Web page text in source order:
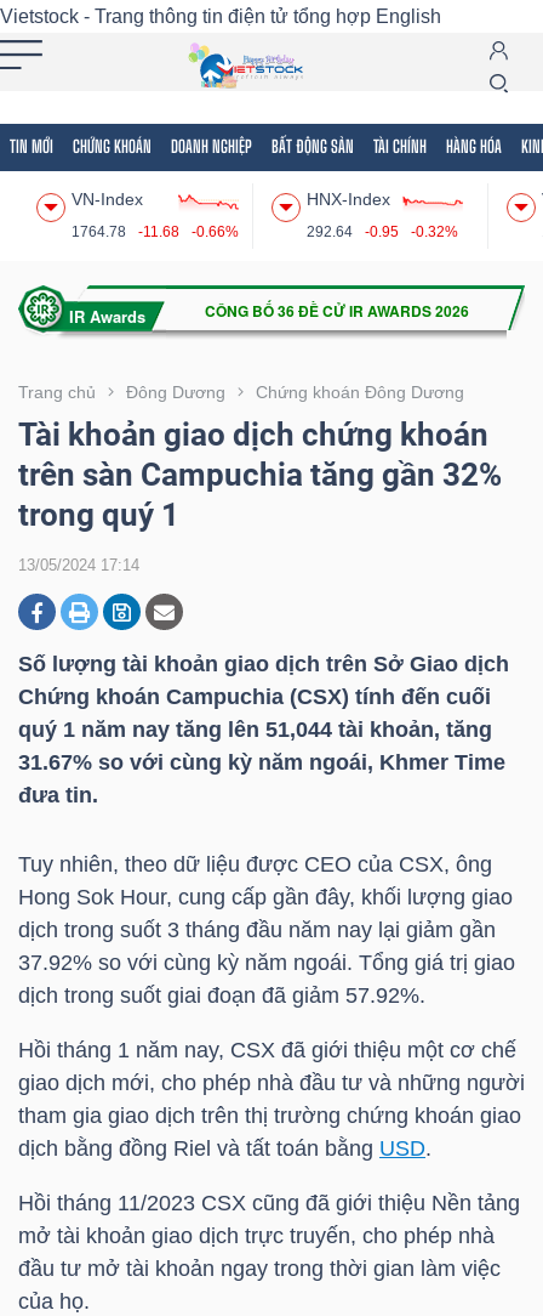
Vietstock - Trang thông tin điện tử tổng hợp English
TIN MỚI CHỨNG KHOÁN DOANH NGHIỆP BẤT ĐỘNG SẢN TÀI CHÍNH HÀNG HÓA
VN-Index
1764.78 -11.68 -0.66%
HNX-Index
292.64 -0.95 -0.32%
Trang chủ Đông Dương Chứng khoán Đông Dương
Tài khoản giao dịch chứng khoán
trên sàn Campuchia tăng gần 32%
trong quý 1
13/05/2024 17:14
Số lượng tài khoản giao dịch trên Sở Giao dịch
Chứng khoán Campuchia (CSX) tính đến cuối
quý 1 năm nay tăng lên 51,044 tài khoản, tăng
31.67% so với cùng kỳ năm ngoái, Khmer Time
đưa tin.
Tuy nhiên, theo dữ liệu được CEO của CSX, ông
Hong Sok Hour, cung cấp gần đây, khối lượng giao
dịch trong suốt 3 tháng đầu năm nay lại giảm gần
37.92% so với cùng kỳ năm ngoái. Tổng giá trị giao
dịch trong suốt giai đoạn đã giảm 57.92%.
Hồi tháng 1 năm nay, CSX đã giới thiệu một cơ chế
giao dịch mới, cho phép nhà đầu tư và những người
tham gia giao dịch trên thị trường chứng khoán giao
dịch bằng đồng Riel và tất toán bằng USD.
Hồi tháng 11/2023 CSX cũng đã giới thiệu Nền tảng
mở tài khoản giao dịch trực truyến, cho phép nhà
đầu tư mở tài khoản ngay trong thời gian làm việc
của họ.
Tất cả Tính năng Ngành Mã chứng khoán
Tính
(-)
VIETSTOCK
CHỨNG
KHOÁN
DOANH
NGHIỆP
BẤT
ĐỘNG
TÀI
CHÍNH
HÓA
KINH
TẾ